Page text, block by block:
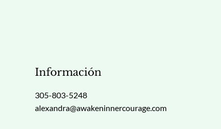
Información
305-803-5248
alexandra@awakeninnercourage.com